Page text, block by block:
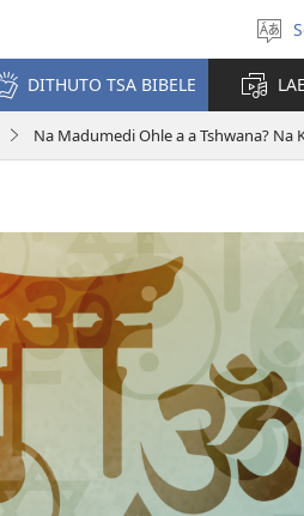
DITHUTO TSA BIBELE
Na Madumedi Ohle a a Tshwana? Na